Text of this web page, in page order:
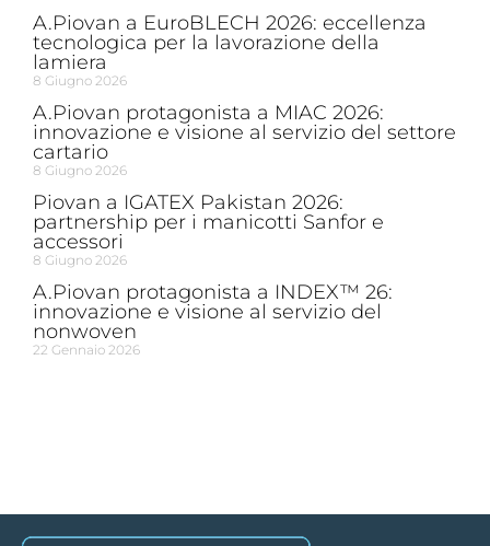
A.Piovan a EuroBLECH 2026: eccellenza
tecnologica per la lavorazione della
lamiera
8 Giugno 2026
A.Piovan protagonista a MIAC 2026:
innovazione e visione al servizio del settore
cartario
8 Giugno 2026
Piovan a IGATEX Pakistan 2026:
partnership per i manicotti Sanfor e
accessori
8 Giugno 2026
A.Piovan protagonista a INDEX™ 26:
innovazione e visione al servizio del
nonwoven
22 Gennaio 2026